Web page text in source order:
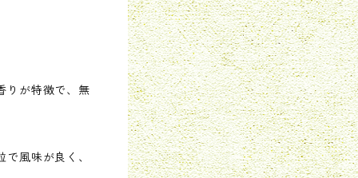
りが特徴で、無
風味が良く、